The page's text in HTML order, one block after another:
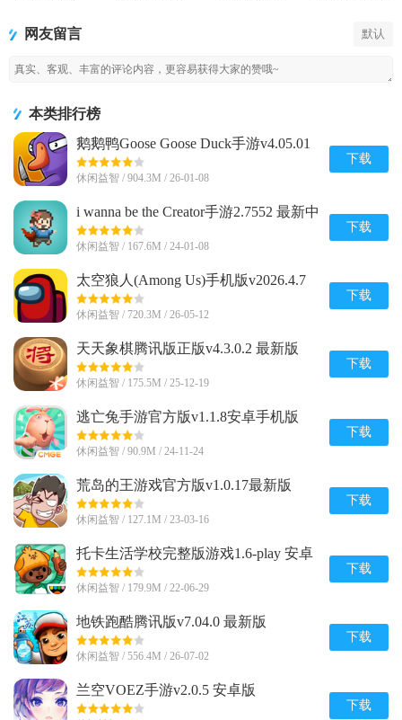
网友留言 默认
本类排行榜
鹅鹅鸭Goose Goose Duck手游v4.05.01
安卓完整版
休闲益智 / 904.3M / 26-01-08
下载
i wanna be the Creator手游2.7552 最新中
文版
休闲益智 / 167.6M / 24-01-08
下载
太空狼人(Among Us)手机版v2026.4.7
安卓全解锁版
休闲益智 / 720.3M / 26-05-12
下载
天天象棋腾讯版正版v4.3.0.2 最新版
休闲益智 / 175.5M / 25-12-19
下载
逃亡兔手游官方版v1.1.8安卓手机版
休闲益智 / 90.9M / 24-11-24
下载
荒岛的王游戏官方版v1.0.17最新版
休闲益智 / 127.1M / 23-03-16
下载
托卡生活学校完整版游戏1.6-play 安卓
免费版
休闲益智 / 179.9M / 22-06-29
下载
地铁跑酷腾讯版v7.04.0 最新版
休闲益智 / 556.4M / 26-07-02
下载
兰空VOEZ手游v2.0.5 安卓版
下载